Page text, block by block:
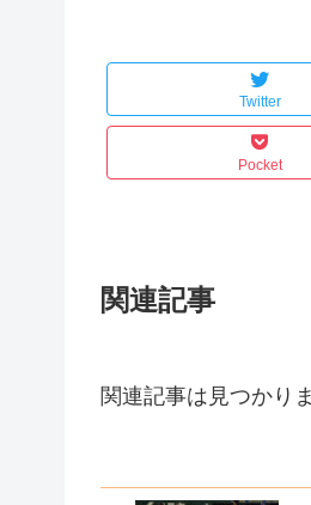
Twitter
Pocket
関連記事
関連記事は見つかり